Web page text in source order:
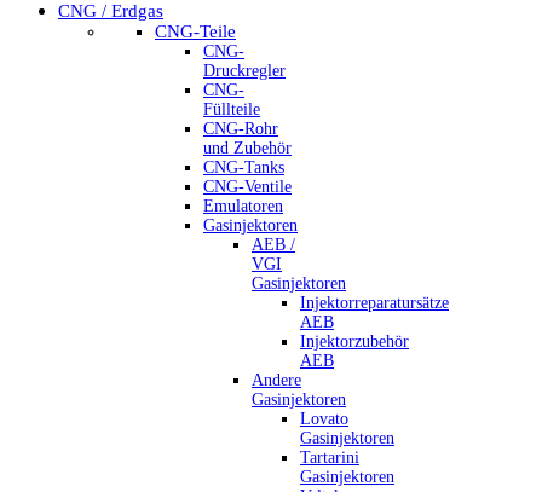
CNG / Erdgas
CNG-Teile
CNG-
Druckregler
CNG-
Füllteile
CNG-Rohr
und Zubehör
CNG-Tanks
CNG-Ventile
Emulatoren
Gasinjektoren
AEB /
VGI
Gasinjektoren
Injektorreparatursätze
AEB
Injektorzubehör
AEB
Andere
Gasinjektoren
Lovato
Gasinjektoren
Tartarini
Gasinjektoren